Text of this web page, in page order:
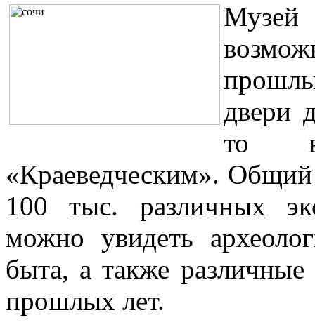
Музей
двери
то
«Краеведческим».
100 тыс. различных
можно увидеть
быта, а также
прошлых лет.